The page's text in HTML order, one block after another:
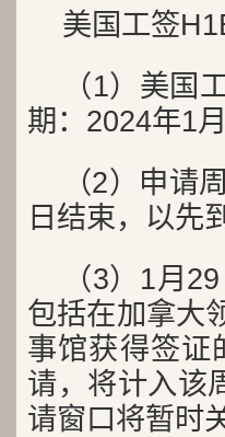
美国工签
（1）美国
期：2024年1
（2）申请
日结束，以先
（3）1月
包括在加拿大
事馆获得签证
请，将计入该
请窗口将暂时